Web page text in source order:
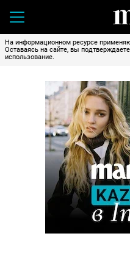
На информационном ресурсе
Оставаясь на сайте, вы
использование.